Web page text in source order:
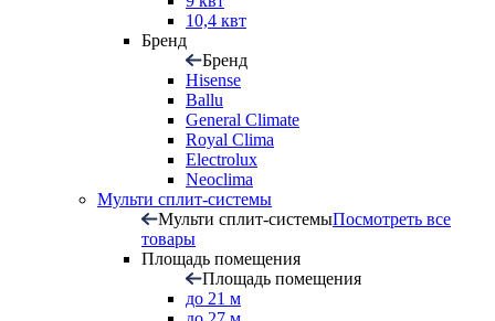
10,4 квт
Бренд
Бренд
Hisense
Ballu
General Climate
Royal Clima
Electrolux
Neoclima
Мульти сплит-системы
Мульти сплит-системыПосмотреть все
товары
Площадь помещения
Площадь помещения
до 21 м